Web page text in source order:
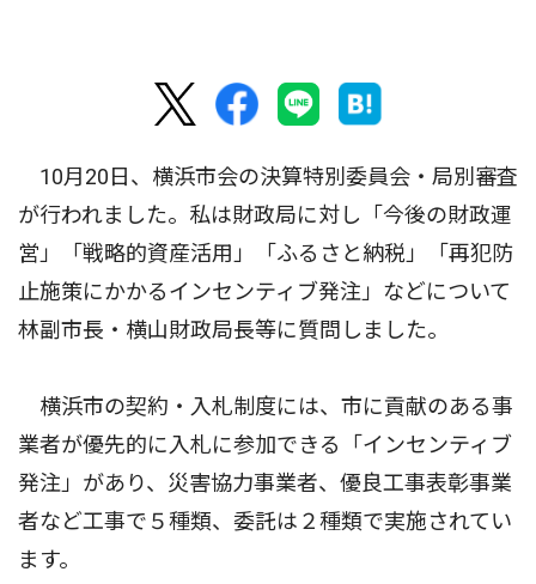
10月20日、横浜市会の決算特別委員会・局別審査
が行われました。私は財政局に対し「今後の財政運
営」「戦略的資産活用」「ふるさと納税」「再犯防
止施策にかかるインセンティブ発注」などについて
林副市長・横山財政局長等に質問しました。
横浜市の契約・入札制度には、市に貢献のある事
業者が優先的に入札に参加できる「インセンティブ
発注」があり、災害協力事業者、優良工事表彰事業
者など工事で５種類、委託は２種類で実施されてい
ます。